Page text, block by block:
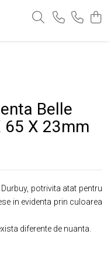
Belle
65 X 23mm
potrivita atat pentru
in evidenta prin culoarea
diferente de nuanta.